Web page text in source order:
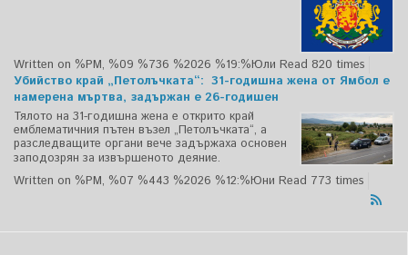
Written on %PM, %09 %736 %2026 %19:%Юли Read 820 times
Убийство край „Петолъчката“: 31-годишна жена от Ямбол е
намерена мъртва, задържан е 26-годишен
Тялото на 31-годишна жена е открито край
емблематичния пътен възел „Петолъчката“, а
разследващите органи вече задържаха основен
заподозрян за извършеното деяние.
Written on %PM, %07 %443 %2026 %12:%Юни Read 773 times